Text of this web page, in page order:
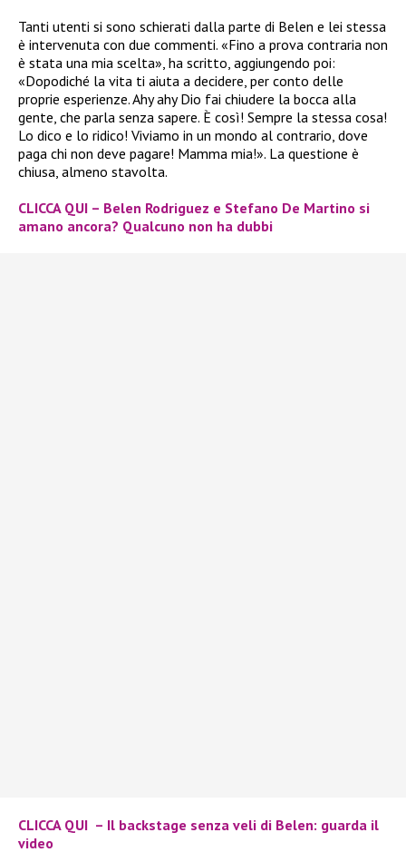
Tanti utenti si sono schierati dalla parte di Belen e lei stessa
è intervenuta con due commenti. «Fino a prova contraria non
è stata una mia scelta», ha scritto, aggiungendo poi:
«Dopodiché la vita ti aiuta a decidere, per conto delle
proprie esperienze. Ahy ahy Dio fai chiudere la bocca alla
gente, che parla senza sapere. È così! Sempre la stessa cosa!
Lo dico e lo ridico! Viviamo in un mondo al contrario, dove
paga chi non deve pagare! Mamma mia!». La questione è
chiusa, almeno stavolta.
CLICCA QUI – Belen Rodriguez e Stefano De Martino si
amano ancora? Qualcuno non ha dubbi
CLICCA QUI – Il backstage senza veli di Belen: guarda il
video